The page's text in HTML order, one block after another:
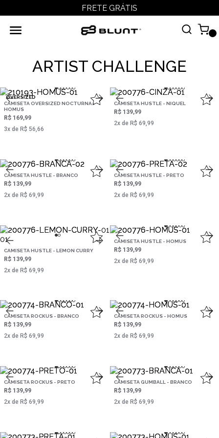
FRETE GRÁTIS
ARTIST CHALLENGE
OVERSIZED
CAMISETA OVERSIZED NOCTURNA -
HOMUS
R$ 169,99
3‌x de R$ 56,66
CAMISETA HUSTLE - NIQUEL
R$ 139,99
2‌x de R$ 69,99
CAMISETA HUSTLE - BRANCO
R$ 139,99
2‌x de R$ 69,99
CAMISETA HUSTLE - PRETO
R$ 139,99
2‌x de R$ 69,99
CAMISETA HUSTLE - LEMON CURRY
R$ 139,99
2‌x de R$ 69,99
CAMISETA HUSTLE - HOMUS
R$ 139,99
2‌x de R$ 69,99
CAMISETA ROCKUS - BRANCO
R$ 139,99
2‌x de R$ 69,99
CAMISETA ROCKUS - HOMUS
R$ 139,99
2‌x de R$ 69,99
CAMISETA ROCKUS - PRETO
R$ 139,99
2‌x de R$ 69,99
CAMISETA GUMBALL - BRANCO
R$ 139,99
2‌x de R$ 69,99